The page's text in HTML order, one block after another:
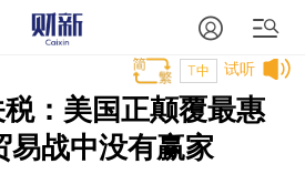
试听
T中
：美国正颠覆最惠
易战中没有赢家